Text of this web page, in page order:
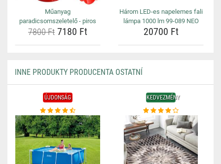
Műanyag
paradicsomszeletelő - piros
7800 Ft 7180 Ft
Három LED-es napelemes fali
lámpa 1000 lm 99-089 NEO
20700 Ft
INNE PRODUKTY PRODUCENTA OSTATNÍ
ÚJDONSÁG KEDVEZMÉNY